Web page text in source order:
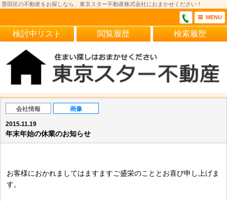
墨田区の不動産をお探しなら、東京スター不動産株式会社におまかせください！
MENU
検討中リスト 閲覧履歴 検索履歴
会社情報 画像
2015.11.19
年末年始の休業のお知らせ
お客様におかれましてはますますご盛栄のこととお喜び申し上げま
す。